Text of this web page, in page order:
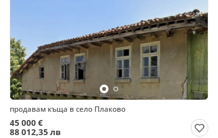
продавам къща в село Плаково
45 000 €
88 012,35 лв